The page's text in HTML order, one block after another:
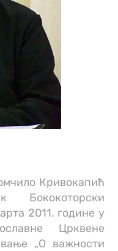
Кривокапић
Бококоторски
2011. године у
Црквене
„О важности